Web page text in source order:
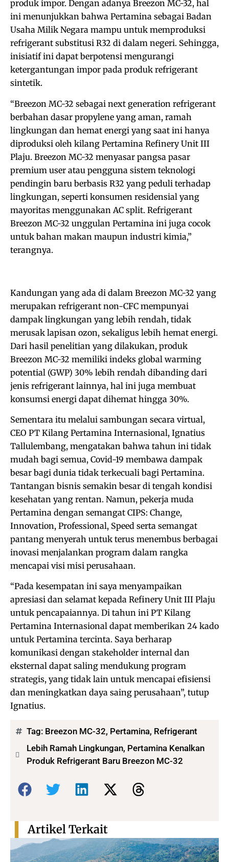
produk impor. Dengan adanya Breezon MC-32, hal
ini menunjukkan bahwa Pertamina sebagai Badan
Usaha Milik Negara mampu untuk memproduksi
refrigerant substitusi R32 di dalam negeri. Sehingga,
inisiatif ini dapat berpotensi mengurangi
ketergantungan impor pada produk refrigerant
sintetik.
“Breezon MC-32 sebagai next generation refrigerant
berbahan dasar propylene yang aman, ramah
lingkungan dan hemat energi yang saat ini hanya
diproduksi oleh kilang Pertamina Refinery Unit III
Plaju. Breezon MC-32 menyasar pangsa pasar
premium user atau pengguna sistem teknologi
pendingin baru berbasis R32 yang peduli terhadap
lingkungan, seperti konsumen residensial yang
mayoritas menggunakan AC split. Refrigerant
Breezon MC-32 unggulan Pertamina ini juga cocok
untuk bahan makan maupun industri kimia,”
terangnya.
Kandungan yang ada di dalam Breezon MC-32 yang
merupakan refrigerant non-CFC mempunyai
dampak lingkungan yang lebih rendah, tidak
merusak lapisan ozon, sekaligus lebih hemat energi.
Dari hasil penelitian yang dilakukan, produk
Breezon MC-32 memiliki indeks global warming
potential (GWP) 30% lebih rendah dibanding dari
jenis refrigerant lainnya, hal ini juga membuat
konsumsi energi dapat dihemat hingga 30%.
Sementara itu melalui sambungan secara virtual,
CEO PT Kilang Pertamina Internasional, Ignatius
Tallulembang, mengatakan bahwa tahun ini tidak
mudah bagi semua, Covid-19 membawa dampak
besar bagi dunia tidak terkecuali bagi Pertamina.
Tantangan bisnis semakin besar di tengah kondisi
kesehatan yang rentan. Namun, pekerja muda
Pertamina dengan semangat CIPS: Change,
Innovation, Professional, Speed serta semangat
pantang menyerah untuk terus menembus berbagai
inovasi menjalankan program dalam rangka
mencapai visi misi perusahaan.
“Pada kesempatan ini saya menyampaikan
apresiasi dan selamat kepada Refinery Unit III Plaju
untuk pencapaiannya. Di tahun ini PT Kilang
Pertamina Internasional dapat memberikan 24 kado
untuk Pertamina tercinta. Saya berharap
komunikasi dengan stakeholder internal dan
eksternal dapat saling mendukung program
strategis, yang tidak lain untuk mencapai efisiensi
dan meningkatkan daya saing perusahaan”, tutup
Ignatius.
Tag: Breezon MC-32, Pertamina, Refrigerant
Lebih Ramah Lingkungan, Pertamina Kenalkan
Produk Refrigerant Baru Breezon MC-32
Bagikan:
Artikel Terkait